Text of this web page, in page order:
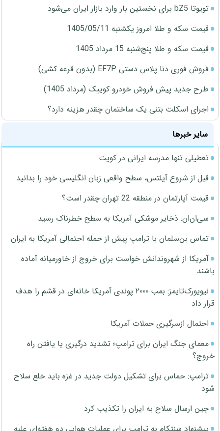
تویوتا bZ5 برای نخستین بار وارد بازار ایران می‌شود
قیمت سکه و طلا امروز یکشنبه 1405/05/11
قیمت سکه و طلا پنج‌شنبه 15 مرداد 1405
فروش فوری دنا پلاس دستی EF7P (بدون قرعه کشی)
طرح جدید پیش فروش خودرو کوییک (مرداد 1405)
اجرای اسکلت بتنی یک ساختمان چقدر هزینه دارد؟
سایر خبرها
تعطیلی تنها مدرسه ایرانی در کویت
قبل از شروع آیلتس، سطح واقعی زبان انگلیسی خود را بدانید
قیمت آپارتمان در منطقه 22 تهران چقدر است؟
سی‌ان‌ان: ذخایر موشکی آمریکا به سطح خطرناک رسید
تماس بن‌سلمان با ترامپ پیش از حمله احتمالی آمریکا به ایران
آمریکا از شهروندانش خواست برای خروج از خاورمیانه آماده
باشند
نیویورک‌تایمز: بمب ۲۰۰۰ پوندی آمریکا خانه‌ای در قشم را هدف
قرار داد
احتمال ازسرگیری حملات آمریکا
معمای جنگ ایران برای ترامپ؛ تشدید درگیری یا یافتن راه
خروج؟
ترامپ: حماس برای تشکیل دولت جدید در غزه باید خلع سلاح
شود
چین ارسال سلاح به ایران را تکذیب کرد